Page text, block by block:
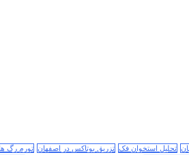
تحلیل استخوان فک تزریق بوتاکس در اصفهان تورم رگ